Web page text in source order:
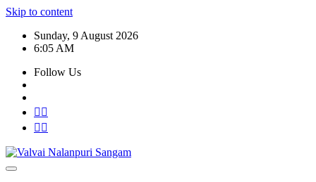
Skip to content
Sunday, 9 August 2026
6:05 AM
Follow Us